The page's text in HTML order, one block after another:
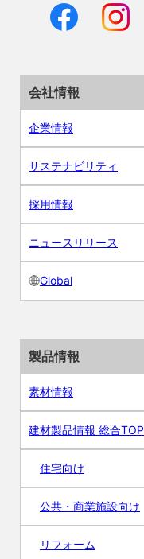
会社情報
企業情報
サステナビリティ
採用情報
ニュースリリース
Global
製品情報
素材情報
建材製品情報 総合TOP
住宅向け
公共・商業施設向け
リフォーム